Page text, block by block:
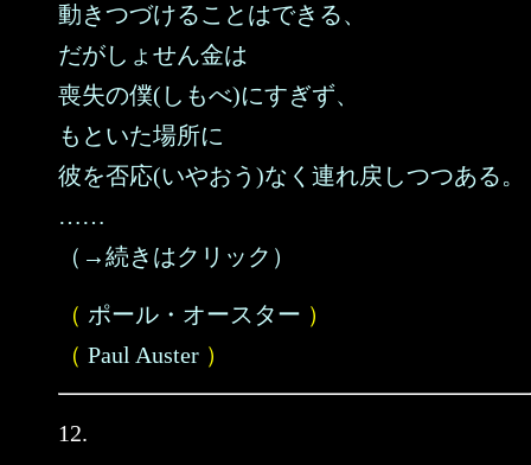
動きつづけることはできる、
だがしょせん金は
喪失の僕(しもべ)にすぎず、
もといた場所に
彼を否応(いやおう)なく連れ戻しつつある。
……
（→続きはクリック）
（ ポール・オースター ）
（ Paul Auster ）
12.